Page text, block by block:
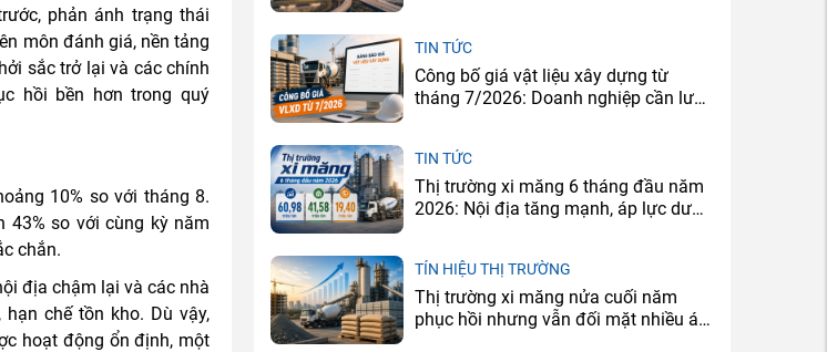
phản ánh trạng thái
môn đánh giá, nền tảng
sắc trở lại và các chính
hồi bền hơn trong quý
10% so với tháng 8.
43% so với cùng kỳ năm
chắn.
địa chậm lại và các nhà
chế tồn kho. Dù vậy,
hoạt động ổn định, một
TIN TỨC
Công bố giá vật liệu xây dựng từ
tháng 7/2026: Doanh nghiệp cần lưu
TIN TỨC
Thị trường xi măng 6 tháng đầu năm
2026: Nội địa tăng mạnh, áp lực dư
TÍN HIỆU THỊ TRƯỜNG
Thị trường xi măng nửa cuối năm
phục hồi nhưng vẫn đối mặt nhiều áp